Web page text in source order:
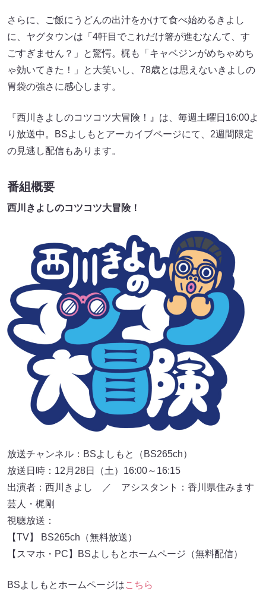
さらに、ご飯にうどんの出汁をかけて食べ始めるきよし
に、ヤグタウンは「4軒目でこれだけ箸が進むなんて、す
ごすぎません？」と驚愕。梶も「キャベジンがめちゃめち
ゃ効いてきた！」と大笑いし、78歳とは思えないきよしの
胃袋の強さに感心します。
『西川きよしのコツコツ大冒険！』は、毎週土曜日16:00よ
り放送中。BSよしもとアーカイブページにて、2週間限定
の見逃し配信もあります。
番組概要
西川きよしのコツコツ大冒険！
放送チャンネル：BSよしもと（BS265ch）
放送日時：12月28日（土）16:00～16:15
出演者：西川きよし ／ アシスタント：香川県住みます
芸人・梶剛
視聴放送：
【TV】 BS265ch（無料放送）
【スマホ・PC】BSよしもとホームページ（無料配信）
BSよしもとホームページはこちら